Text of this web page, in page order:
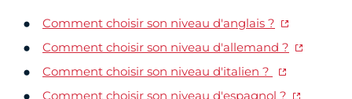
Comment choisir son niveau d'anglais ?
Comment choisir son niveau d'allemand ?
Comment choisir son niveau d'italien ?
Comment choisir son niveau d'espagnol ?